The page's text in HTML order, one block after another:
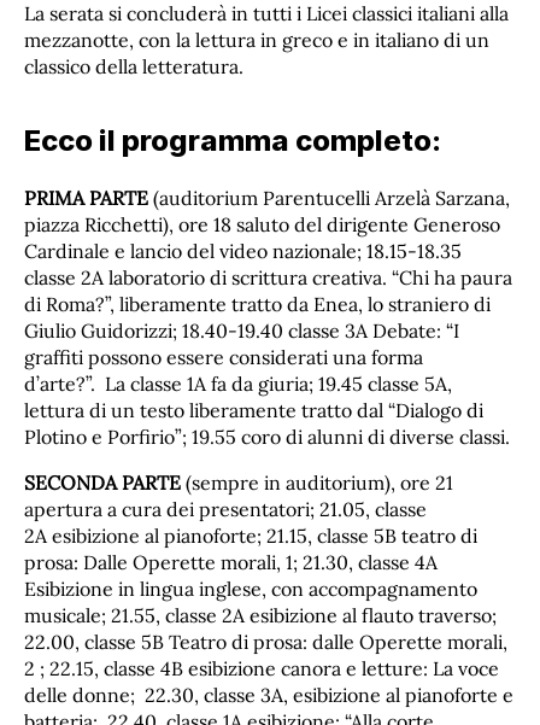
La serata si concluderà in tutti i Licei classici italiani alla
mezzanotte, con la lettura in greco e in italiano di un
classico della letteratura.
Ecco il programma completo:
PRIMA PARTE (auditorium Parentucelli Arzelà Sarzana,
piazza Ricchetti), ore 18 saluto del dirigente Generoso
Cardinale e lancio del video nazionale; 18.15-18.35
classe 2A laboratorio di scrittura creativa. “Chi ha paura
di Roma?”, liberamente tratto da Enea, lo straniero di
Giulio Guidorizzi; 18.40-19.40 classe 3A Debate: “I
graffiti possono essere considerati una forma
d’arte?”. La classe 1A fa da giuria; 19.45 classe 5A,
lettura di un testo liberamente tratto dal “Dialogo di
Plotino e Porfirio”; 19.55 coro di alunni di diverse classi.
SECONDA PARTE (sempre in auditorium), ore 21
apertura a cura dei presentatori; 21.05, classe
2A esibizione al pianoforte; 21.15, classe 5B teatro di
prosa: Dalle Operette morali, 1; 21.30, classe 4A
Esibizione in lingua inglese, con accompagnamento
musicale; 21.55, classe 2A esibizione al flauto traverso;
22.00, classe 5B Teatro di prosa: dalle Operette morali,
2 ; 22.15, classe 4B esibizione canora e letture: La voce
delle donne; 22.30, classe 3A, esibizione al pianoforte e